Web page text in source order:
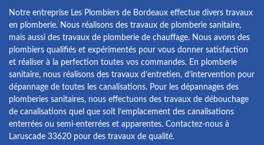
Notre entreprise Les Plombiers de Bordeaux effectue divers travaux
en plomberie. Nous réalisons des travaux de plomberie sanitaire,
mais aussi des travaux de plomberie de chauffage. Nous avons des
plombiers qualifiés et expérimentés pour vous donner satisfaction
et réaliser à la perfection toutes vos commandes. En plomberie
sanitaire, nous réalisons des travaux d’entretien, d’intervention pour
dépannage de toutes les canalisations. Pour les dépannages des
plomberies sanitaires, nous effectuons des travaux de débouchage
de canalisations quel que soit l’emplacement des canalisations
enterrées ou semi-enterrées et apparentes. Contactez-nous à
Laruscade 33620 pour des travaux de qualité.